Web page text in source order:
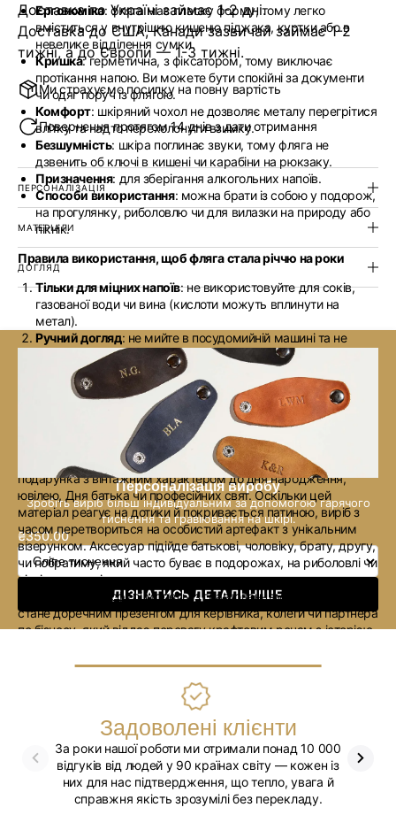
Ергономіка: фляга має пласку форму, тому легко
вміститься у внутрішню кишеню піджака, куртки або в
невелике відділення сумки.
Кришка: герметична, з фіксатором, тому виключає
протікання напою. Ви можете бути спокійні за документи
чи одяг поруч із флягою.
Комфорт: шкіряний чохол не дозволяє металу перегрітися
влітку та надто перехолонути взимку.
Безшумність: шкіра поглинає звуки, тому фляга не
дзвенить об ключі в кишені чи карабіни на рюкзаку.
Призначення: для зберігання алкогольних напоїв.
Способи використання: можна брати із собою у подорож,
на прогулянку, риболовлю чи для вилазки на природу або
пікнік.
Правила використання, щоб фляга стала річчю на роки
Тільки для міцних напоїв: не використовуйте для соків,
газованої води чи вина (кислоти можуть вплинути на
метал).
Ручний догляд: не мийте в посудомийній машині та не
замочуйте шкіряний чохол у воді.
Гігієна: перед першим використанням та після кожного
наповнення промивайте флягу теплою водою. Не
залишайте напій усередині довше ніж на 3 дні.
Фляга у чохлі зі шкіри Crazy Horse — це варіант продуманого
подарунка з вінтажним характером до дня народження,
ювілею, Дня батька чи професійних свят. Оскільки цей
матеріал реагує на дотики й покривається патиною, виріб з
часом перетвориться на особистий артефакт з унікальним
візерунком. Аксесуар підійде батькові, чоловіку, брату, другу,
чи побратиму, який часто буває в подорожах, на риболовлі чи
пікніках, де сліди активного використання лише прикрасять
чохол. У діловій сфері модель із гравіюванням монограми
стане доречним презентом для керівника, колеги чи партнера
по бізнесу, який віддає перевагу крафтовим речам з історією.
Щоб надати подарунку особливого змісту, пропонуємо
персоналізувати флягу за допомогою тиснення (сліпе,
золотом, сріблом) або гравіювання. Ми можемо нанести ім’я,
ініціали, важливу дату або корпоративний логотип,
перетворюючи виріб на унікальний особистий атрибут.
Тисніть “замовити”, щоб підготувати близькій людині або
колезі функціональний презент, який з роками ставатиме
Доставка по Україні займає 1-2 дні.
Доставка до США, Канади зазвичай займає 1-2
тижні, а до Європи — 1-3 тижні.
Ми страхуємо посилку на повну вартість
Повернення протягом 14 днів з дати отримання
ПЕРСОНАЛІЗАЦІЯ
МАТЕРІАЛИ
ДОГЛЯД
Персоналізація виробу
Зробіть виріб більш індивідуальним за допомогою гарячого
тиснення та гравіювання на шкірі.
Звичайна
ціна
₴350.00
ДІЗНАТИСЬ ДЕТАЛЬНІШЕ
Задоволені клієнти
За роки нашої роботи ми отримали понад 10 000
відгуків від людей у 90 країнах світу — кожен із
них для нас підтвердження, що тепло, увага й
справжня якість зрозумілі без перекладу.